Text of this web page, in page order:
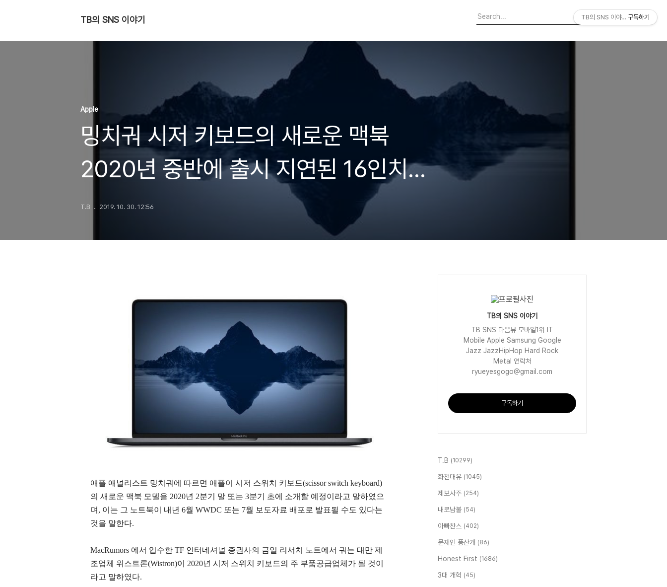
TB의 SNS 이야기
Apple
밍치궈 시저 키보드의 새로운 맥북
2020년 중반에 출시 지연된 16인치
모델인지는 불분명
T.B 2019. 10. 30. 12:56
애플 애널리스트 밍치궈에 따르면 애플이 시저 스위치 키보드(scissor switch keyboard)
의 새로운 맥북 모델을 2020년 2분기 말 또는 3분기 초에 소개할 예정이라고 말하였으
며, 이는 그 노트북이 내년 6월 WWDC 또는 7월 보도자료 배포로 발표될 수도 있다는
것을 말한다.
MacRumors 에서 입수한 TF 인터네셔널 증권사의 금일 리서치 노트에서 궈는 대만 제
조업체 위스트론(Wistron)이 2020년 시저 스위치 키보드의 주 부품공급업체가 될 것이
라고 말하였다.
TB의 SNS 이야기
TB SNS 다음뷰 모바일1위 IT
Mobile Apple Samsung Google
Jazz JazzHipHop Hard Rock
Metal 연락처
ryueyesgogo@gmail.com
구독하기
T.B (10299)
화천대유 (1045)
제보사주 (254)
내로남불 (54)
아빠찬스 (402)
문재인 풍산개 (86)
Honest First (1686)
3대 개혁 (45)
TB의 SNS 이야기 구독하기